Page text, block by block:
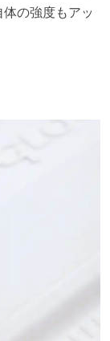
の強度もアッ